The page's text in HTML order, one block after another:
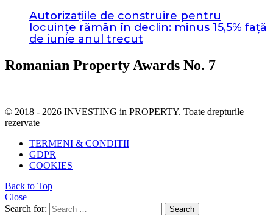
Autorizațiile de construire pentru
locuințe rămân în declin: minus 15,5% față
de iunie anul trecut
Romanian Property Awards No. 7
© 2018 - 2026 INVESTING in PROPERTY. Toate drepturile
rezervate
TERMENI & CONDITII
GDPR
COOKIES
Back to Top
Close
Search for:
Search